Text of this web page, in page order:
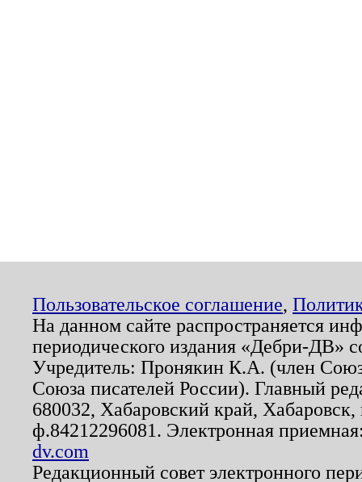
Пользовательское соглашение,
На данном сайте распространяется
периодического издания «Дебри-ДВ»
Учредитель: Пронякин К.А. (член
Союза писателей России). Главный
680032, Хабаровский край,
ф.84212296081. Электронная
dv.com
Редакционный совет электронного